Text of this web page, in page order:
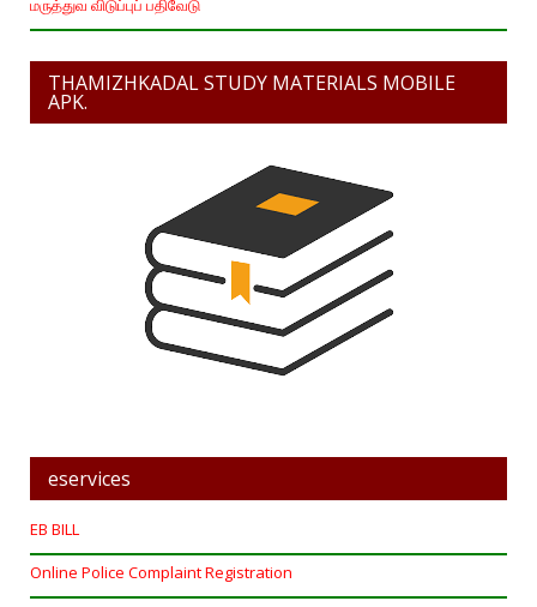
மருத்துவ விடுப்புப் பதிவேடு
THAMIZHKADAL STUDY MATERIALS MOBILE
APK.
eservices
EB BILL
Online Police Complaint Registration